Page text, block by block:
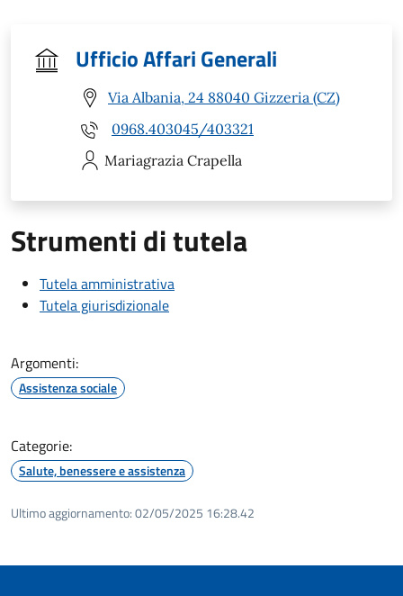
Ufficio Affari Generali
Via Albania, 24 88040 Gizzeria (CZ)
0968.403045/403321
Mariagrazia Crapella
Strumenti di tutela
Tutela amministrativa
Tutela giurisdizionale
Argomenti:
Assistenza sociale
Categorie:
Salute, benessere e assistenza
Ultimo aggiornamento:02/05/2025 16:28.42